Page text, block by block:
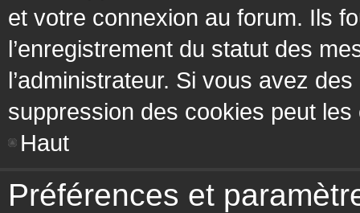
et votre connexion au forum. Ils
l’enregistrement du statut des
l’administrateur. Si vous avez
suppression des cookies peut les
Haut
Préférences et